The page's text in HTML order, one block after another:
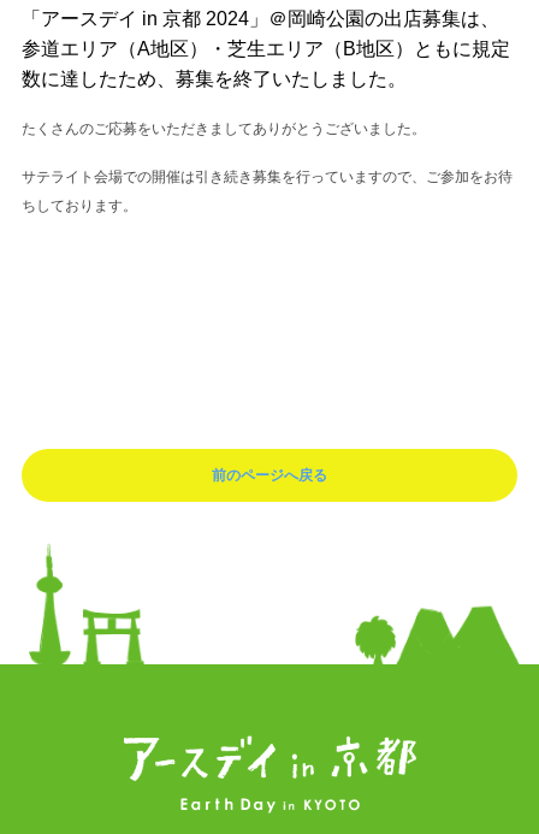
「アースデイ in 京都 2024」＠岡崎公園の出店募集は、
参道エリア（A地区）・芝生エリア（B地区）ともに規定
数に達したため、募集を終了いたしました。
たくさんのご応募をいただきましてありがとうございました。
サテライト会場での開催は引き続き募集を行っていますので、ご参加をお待
ちしております。
前のページへ戻る